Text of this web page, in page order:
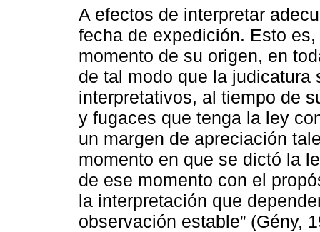
A efectos de interpretar
fecha de expedición. Esto
momento de su origen, en
de tal modo que la
interpretativos, al tiempo de
y fugaces que tenga la ley
un margen de apreciación
momento en que se dictó la
de ese momento con el
la interpretación que
observación estable” (Gény,